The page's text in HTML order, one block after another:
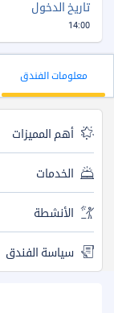
تاريخ الدخول
14:00
معلومات الفندق
أهم المميزات
الخدمات
الأنشطة
سياسة الفندق